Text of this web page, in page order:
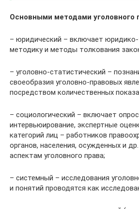
Основными методами уголовного
– юридический – включает юридико-
методику и методы толкования
– уголовно-статистический –
своеобразия уголовно-правовых
посредством количественных
– социологический – включает
интервьюирование, экспертные
категорий лиц – работников
органов, населения, осужденных и
аспектам уголовного права;
– системный – исследования
и понятий проводятся как